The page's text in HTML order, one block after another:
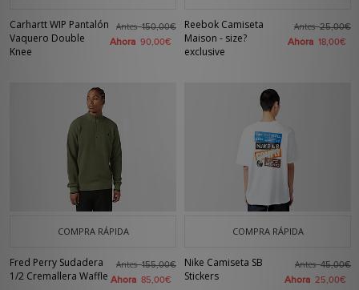
Carhartt WIP Pantalón
Vaquero Double
Knee
Antes150,00€
Ahora 90,00€
Reebok Camiseta
Maison - size?
exclusive
Antes25,00€
Ahora 18,00€
COMPRA RÁPIDA
Fred Perry Sudadera
1/2 Cremallera Waffle
Antes155,00€
Ahora 85,00€
COMPRA RÁPIDA
Nike Camiseta SB
Stickers
Antes45,00€
Ahora 25,00€